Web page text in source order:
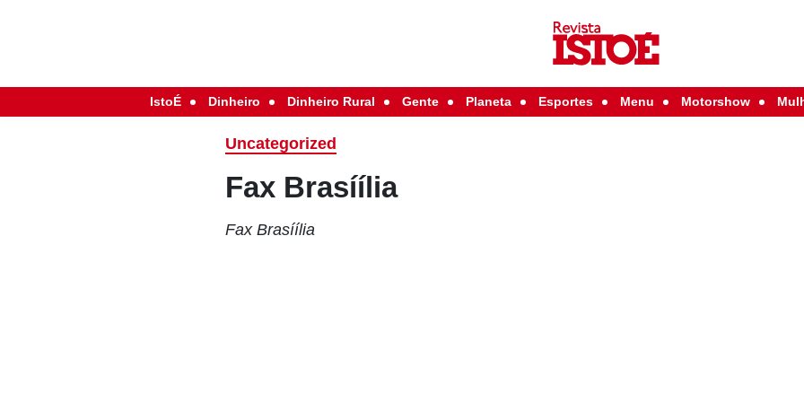
IstoÉ Dinheiro Dinheiro Rural Gente Planeta Esportes Menu Motorshow
Uncategorized
Fax Brasíília
Fax Brasíília